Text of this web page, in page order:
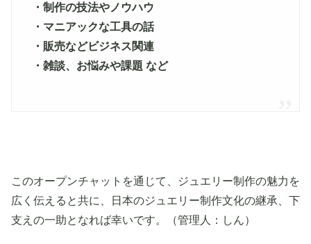
・制作の技法やノウハウ
・マニアックな工具の話
・販売などビジネス関連
・雑談、お悩みや課題 など
このオープンチャットを通じて、ジュエリー制作の魅力を
広く伝えると共に、日本のジュエリー制作文化の継承、下
支えの一助となれば幸いです。（管理人：しん）